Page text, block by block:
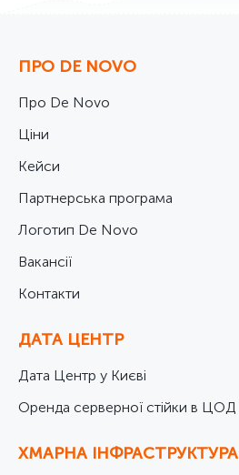
ПРО DE NOVO
Про De Novo
Ціни
Кейси
Партнерська програма
Логотип De Novo
Вакансії
Контакти
ДАТА ЦЕНТР
Дата Центр у Києві
Оренда серверної стійки в ЦОД
ХМАРНА ІНФРАСТРУКТУРА